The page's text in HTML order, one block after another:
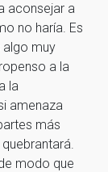
aconsejar a
no haría. Es
algo muy
a la
la
amenaza
más
modo que